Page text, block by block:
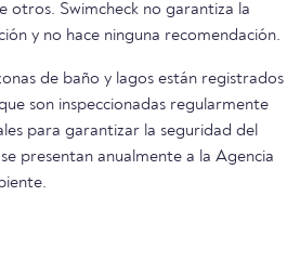
otros. Swimcheck no garantiza la
y no hace ninguna recomendación.
de baño y lagos están registrados
son inspeccionadas regularmente
para garantizar la seguridad del
presentan anualmente a la Agencia